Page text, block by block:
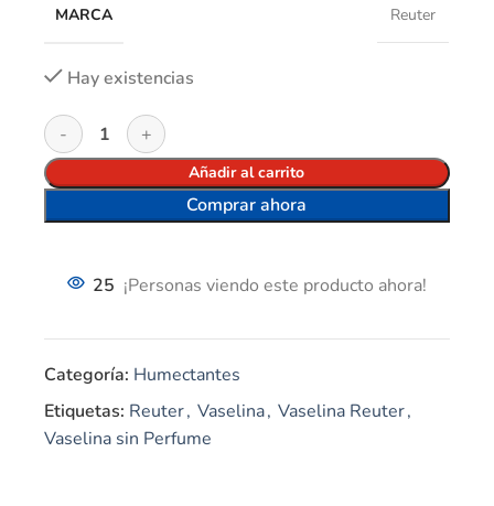
MARCA Reuter
Hay existencias
Añadir al carrito
Comprar ahora
25 ¡Personas viendo este producto ahora!
Categoría: Humectantes
Etiquetas: Reuter, Vaselina, Vaselina Reuter,
Vaselina sin Perfume